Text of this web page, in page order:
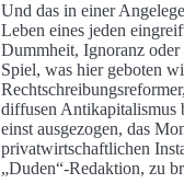
Und das in einer
Leben eines jeden
Dummheit, Ignoranz oder
Spiel, was hier geboten
diffusen Antikapitalismus
einst ausgezogen, das
privatwirtschaftlichen
„Duden“-Redaktion, zu